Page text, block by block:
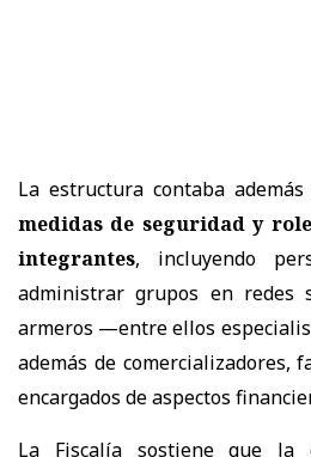
La estructura contaba además
medidas de seguridad y
integrantes, incluyendo
administrar grupos en redes
armeros —entre ellos
además de comercializadores,
encargados de aspectos
La Fiscalía sostiene que la